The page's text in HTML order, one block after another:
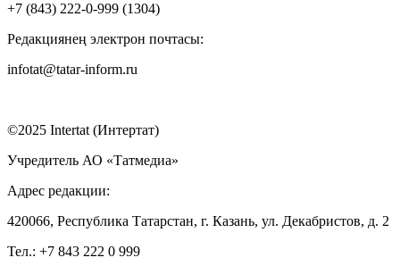
+7 (843) 222-0-999 (1304)
Редакциянең электрон почтасы:
infotat@tatar-inform.ru
©2025 Intertat (Интертат)
Учредитель АО «Татмедиа»
Адрес редакции:
420066, Республика Татарстан, г. Казань, ул. Декабристов, д. 2
Тел.: +7 843 222 0 999